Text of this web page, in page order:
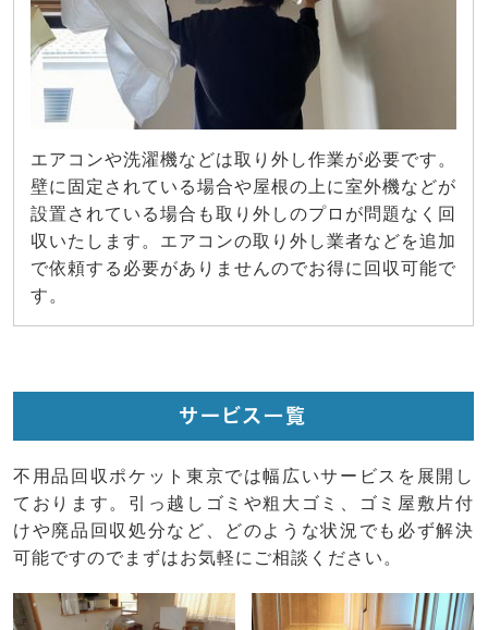
エアコンや洗濯機などは取り外し作業が必要です。
壁に固定されている場合や屋根の上に室外機などが
設置されている場合も取り外しのプロが問題なく回
収いたします。エアコンの取り外し業者などを追加
で依頼する必要がありませんのでお得に回収可能で
す。
サービス一覧
不用品回収ポケット東京では幅広いサービスを展開し
ております。引っ越しゴミや粗大ゴミ、ゴミ屋敷片付
けや廃品回収処分など、どのような状況でも必ず解決
可能ですのでまずはお気軽にご相談ください。